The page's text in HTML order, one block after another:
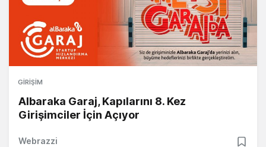
GIRIŞIM
Albaraka Garaj, Kapılarını 8. Kez
Girişimciler İçin Açıyor
Webrazzi